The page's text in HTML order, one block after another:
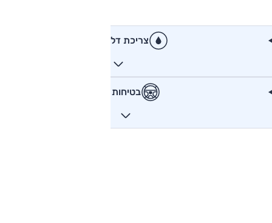
צריכת דלק
בטיחות